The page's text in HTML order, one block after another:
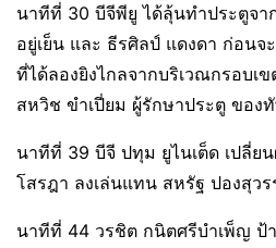
นาทีที่ 30 บีจีพียู ได้ลุ้นทำประตูจา
อยู่เย็น และ ธีรศิลป์ แดงดา ก่อนจ
ที่ได้ลองยิงไกลจากบริเวณกรอบเ
สหวิช ขําเปี่ยม ผู้รักษาประตู ของ
นาทีที่ 39 บีจี ปทุม ยูไนเต็ด เปลี่ย
โสรฎา ลงเล่นแทน สหรัฐ ปองสุว
นาทีที่ 44 วรชิต กนิตศรีบำเพ็ญ ป้